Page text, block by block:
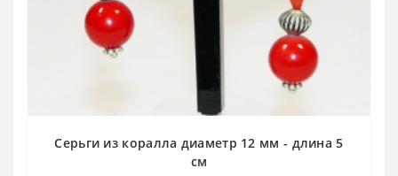
Серьги из коралла диаметр 12 мм - длина 5
см